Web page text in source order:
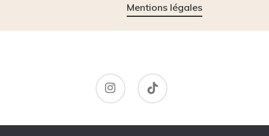
Mentions légales
instagram tiktok